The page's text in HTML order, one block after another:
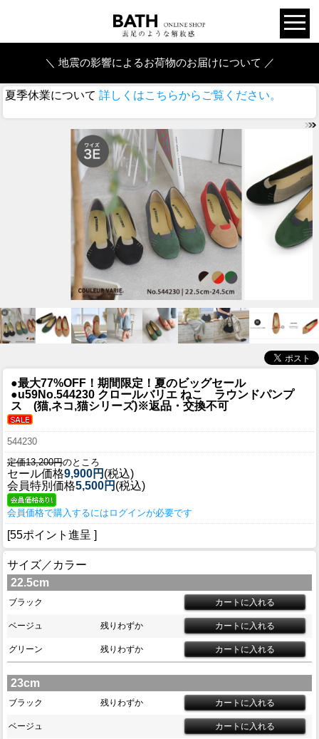
＼ 地震の影響によるお荷物のお届けについて ／
夏季休業について 詳しくはこちらからご覧ください。
●最大77%OFF！期間限定！夏のビッグセール
●u59No.544230 クロールバリエ ねこ ラウンドパンプ
ス (猫,ネコ,猫シリーズ)※返品・交換不可
544230
定価13,200円のところ
セール価格9,900円 (税込)
会員特別価格5,500円 (税込)
会員価格で購入するにはログインが必要です
[55ポイント進呈 ]
サイズ／カラー
22.5cm
ブラック
ベージュ 残りわずか
グリーン 残りわずか
23cm
ブラック 残りわずか
ベージュ